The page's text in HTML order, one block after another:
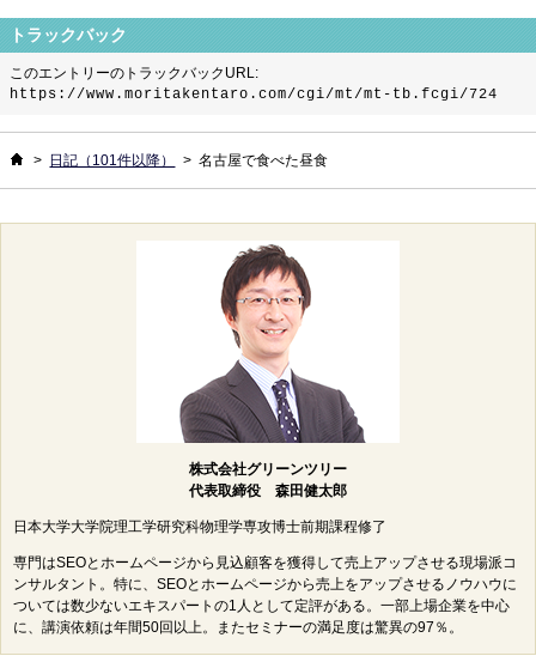
トラックバック
このエントリーのトラックバックURL:
https://www.moritakentaro.com/cgi/mt/mt-tb.fcgi/724
ホーム
> 日記（101件以降） > 名古屋で食べた昼食
株式会社グリーンツリー
代表取締役 森田健太郎
日本大学大学院理工学研究科物理学専攻博士前期課程修了
専門はSEOとホームページから見込顧客を獲得して売上アップさせる現場派コ
ンサルタント。特に、SEOとホームページから売上をアップさせるノウハウに
ついては数少ないエキスパートの1人として定評がある。一部上場企業を中心
に、講演依頼は年間50回以上。またセミナーの満足度は驚異の97％。